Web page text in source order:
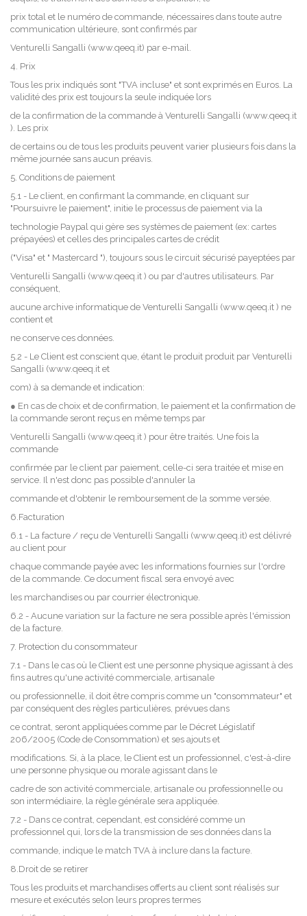
prix total et le numéro de commande, nécessaires dans toute autre
communication ultérieure, sont confirmés par
Venturelli Sangalli (www.qeeq.it) par e-mail.
4. Prix
Tous les prix indiqués sont "TVA incluse" et sont exprimés en Euros. La
validité des prix est toujours la seule indiquée lors
de la confirmation de la commande à Venturelli Sangalli (www.qeeq.it
). Les prix
de certains ou de tous les produits peuvent varier plusieurs fois dans la
même journée sans aucun préavis.
5. Conditions de paiement
5.1 - Le client, en confirmant la commande, en cliquant sur
"Poursuivre le paiement", initie le processus de paiement via la
technologie Paypal qui gère ses systèmes de paiement (ex: cartes
prépayées) et celles des principales cartes de crédit
("Visa" et " Mastercard "), toujours sous le circuit sécurisé payeptées par
Venturelli Sangalli (www.qeeq.it ) ou par d'autres utilisateurs. Par
conséquent,
aucune archive informatique de Venturelli Sangalli (www.qeeq.it ) ne
contient et
ne conserve ces données.
5.2 - Le Client est conscient que, étant le produit produit par Venturelli
Sangalli (www.qeeq.it et
com) à sa demande et indication:
● En cas de choix et de confirmation, le paiement et la confirmation de
la commande seront reçus en même temps par
Venturelli Sangalli (www.qeeq.it ) pour être traités. Une fois la
commande
confirmée par le client par paiement, celle-ci sera traitée et mise en
service. Il n'est donc pas possible d'annuler la
commande et d'obtenir le remboursement de la somme versée.
6.Facturation
6.1 - La facture / reçu de Venturelli Sangalli (www.qeeq.it) est délivré
au client pour
chaque commande payée avec les informations fournies sur l'ordre
de la commande. Ce document fiscal sera envoyé avec
les marchandises ou par courrier électronique.
6.2 - Aucune variation sur la facture ne sera possible après l'émission
de la facture.
7. Protection du consommateur
7.1 - Dans le cas où le Client est une personne physique agissant à des
fins autres qu'une activité commerciale, artisanale
ou professionnelle, il doit être compris comme un "consommateur" et
par conséquent des règles particulières, prévues dans
ce contrat, seront appliquées comme par le Décret Législatif
206/2005 (Code de Consommation) et ses ajouts et
modifications. Si, à la place, le Client est un professionnel, c'est-à-dire
une personne physique ou morale agissant dans le
cadre de son activité commerciale, artisanale ou professionnelle ou
son intermédiaire, la règle générale sera appliquée.
7.2 - Dans ce contrat, cependant, est considéré comme un
professionnel qui, lors de la transmission de ses données dans la
commande, indique le match TVA à inclure dans la facture.
8.Droit de se retirer
Tous les produits et marchandises offerts au client sont réalisés sur
mesure et exécutés selon leurs propres termes